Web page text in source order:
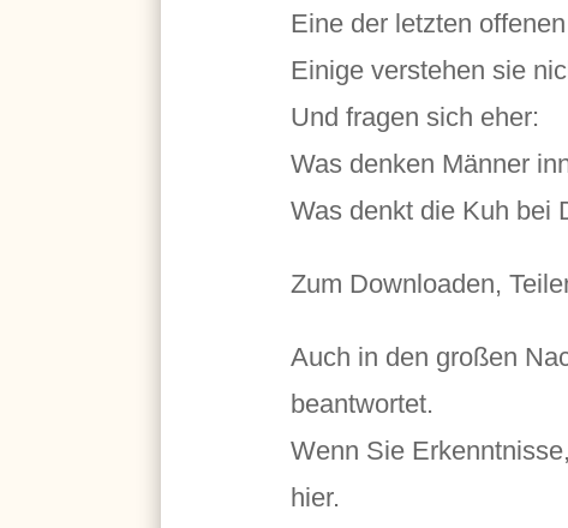
Eine der letzten
Einige verstehen sie
Und fragen sich eher:
Was denken Männer
Was denkt die Kuh bei
Zum Downloaden,
Auch in den großen
beantwortet.
Wenn Sie
hier.